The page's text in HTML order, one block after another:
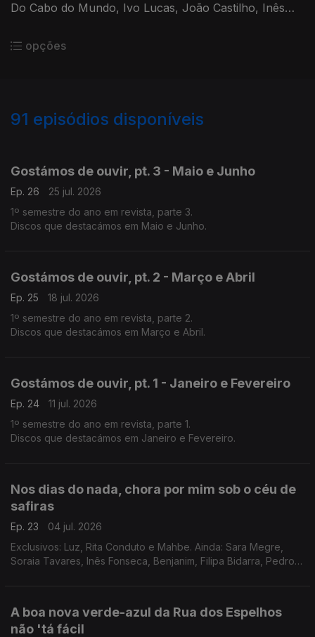
Do Cabo do Mundo, Ivo Lucas, João Castilho, Inês
Cuca Roseta
opções
91 episódios disponíveis
Gostámos de ouvir, pt. 3 - Maio e Junho
Ep. 26
25 jul. 2026
1º semestre do ano em revista, parte 3.
Discos que destacámos em Maio e Junho.
Gostámos de ouvir, pt. 2 - Março e Abril
Ep. 25
18 jul. 2026
1º semestre do ano em revista, parte 2.
Discos que destacámos em Março e Abril.
Gostámos de ouvir, pt. 1 - Janeiro e Fevereiro
Ep. 24
11 jul. 2026
1º semestre do ano em revista, parte 1.
Discos que destacámos em Janeiro e Fevereiro.
Nos dias do nada, chora por mim sob o céu de
safiras
Ep. 23
04 jul. 2026
Exclusivos: Luz, Rita Conduto e Mahbe. Ainda: Sara Megre,
Soraia Tavares, Inês Fonseca, Benjanim, Filipa Bidarra, Pedro
A boa nova verde-azul da Rua dos Espelhos
não 'tá fácil